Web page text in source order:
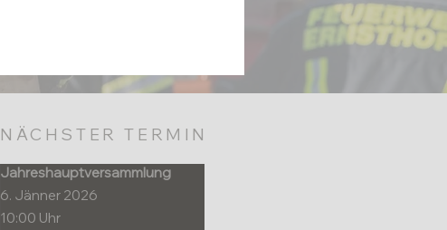
NÄCHSTER TERMIN
Jahreshauptversammlung
6. Jänner 2026
10:00 Uhr